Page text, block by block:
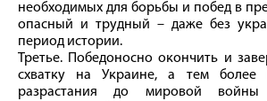
необходимых для борьбы и побед в
опасный и трудный – даже без
период истории.
Третье. Победоносно окончить и
схватку на Украине, а тем более
разрастания до мировой войны